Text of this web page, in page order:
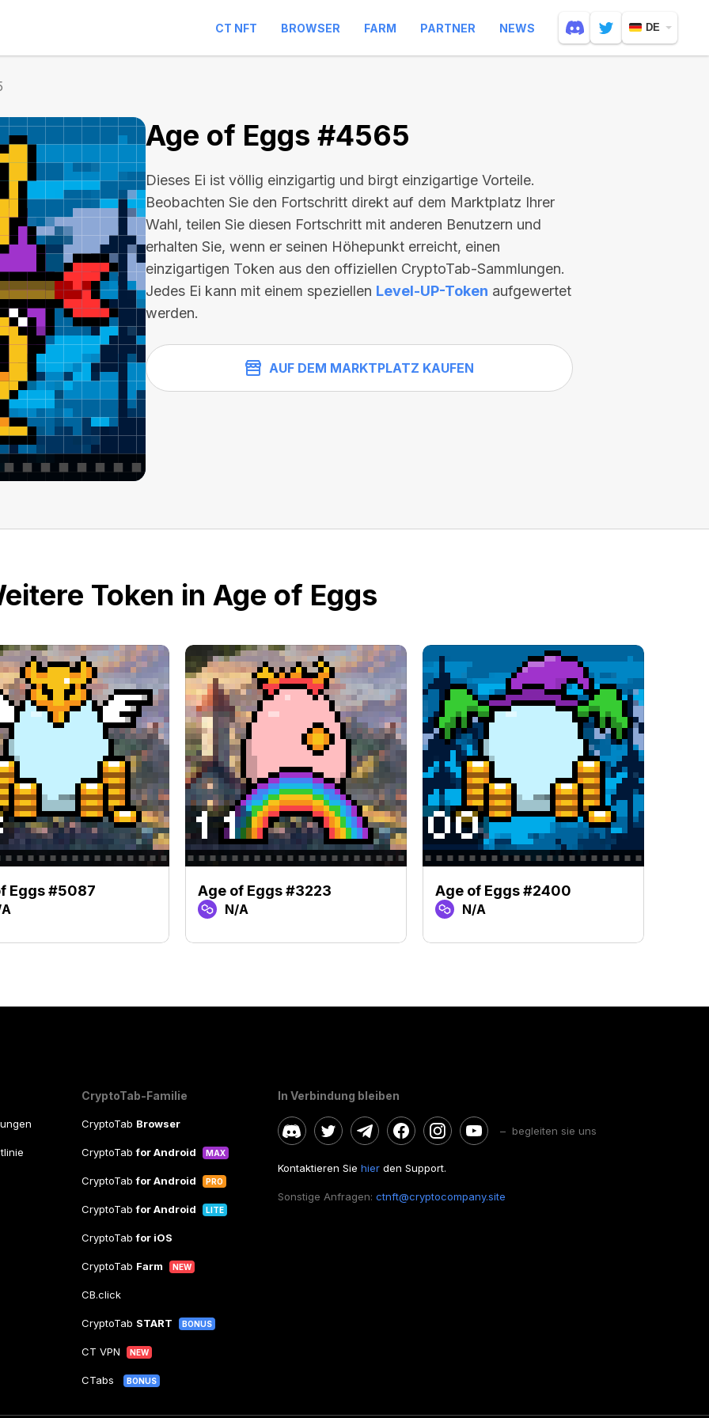
CT NFT BROWSER FARM PARTNER NEWS DE
Age of Eggs #4565
Dieses Ei ist völlig einzigartig und birgt einzigartige Vorteile.
Beobachten Sie den Fortschritt direkt auf dem Marktplatz Ihrer
Wahl, teilen Sie diesen Fortschritt mit anderen Benutzern und
erhalten Sie, wenn er seinen Höhepunkt erreicht, einen
einzigartigen Token aus den offiziellen CryptoTab-Sammlungen.
Jedes Ei kann mit einem speziellen Level-UP-Token aufgewertet
werden.
AUF DEM MARKTPLATZ KAUFEN
Token in Age of Eggs
Eggs #5087 Age of Eggs #3223
N/A
Age of Eggs #2400
N/A
CryptoTab-Familie
CryptoTab Browser
CryptoTabfor Android MAX
CryptoTabfor Android PRO
CryptoTabfor Android LITE
CryptoTabfor iOS
CryptoTab Farm NEW
CB.click
CryptoTab START BONUS
CT VPN NEW
CTabs BONUS
In Verbindung bleiben
– begleiten sie uns
Kontaktieren Sie hierden Support.
Sonstige Anfragen: ctnft@cryptocompany.site